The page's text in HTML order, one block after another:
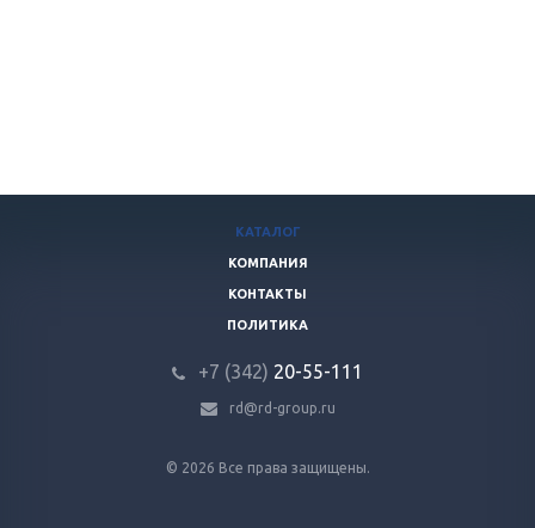
© 2026 Все права защищены.
КАТАЛОГ
КОМПАНИЯ
КОНТАКТЫ
ПОЛИТИКА
+7 (342) 20-55-111
rd@rd-group.ru